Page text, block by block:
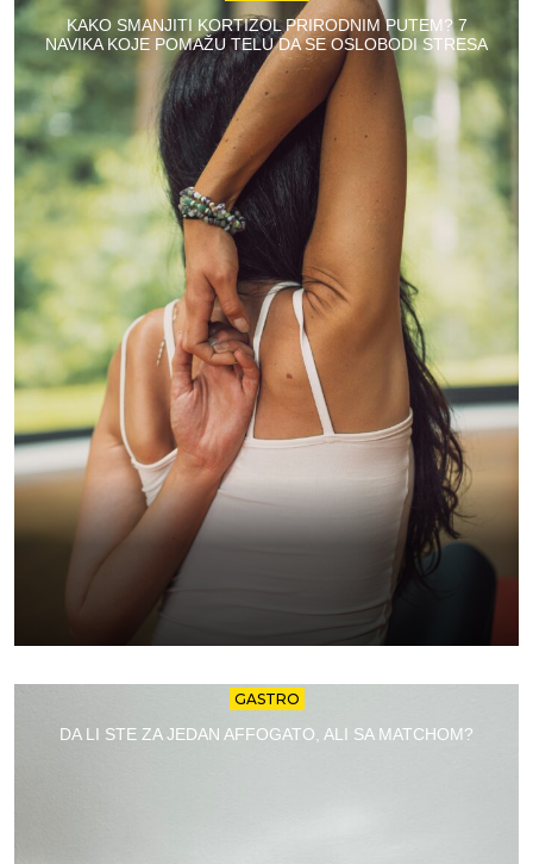
KAKO SMANJITI KORTIZOL PRIRODNIM PUTEM? 7
NAVIKA KOJE POMAŽU TELU DA SE OSLOBODI STRESA
GASTRO
DA LI STE ZA JEDAN AFFOGATO, ALI SA MATCHOM?